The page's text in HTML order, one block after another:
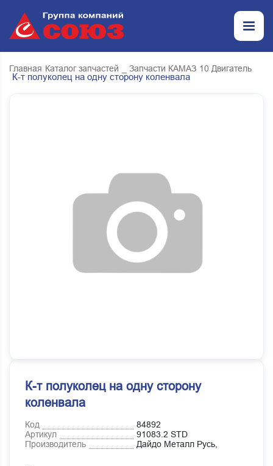
Главная Каталог запчастей _ Запчасти КАМАЗ 10 Двигатель
К-т полуколец на одну сторону коленвала
К-т полуколец на одну сторону
коленвала
Код
84892
Артикул
91083.2 STD
Производитель
Дайдо Металл Русь,